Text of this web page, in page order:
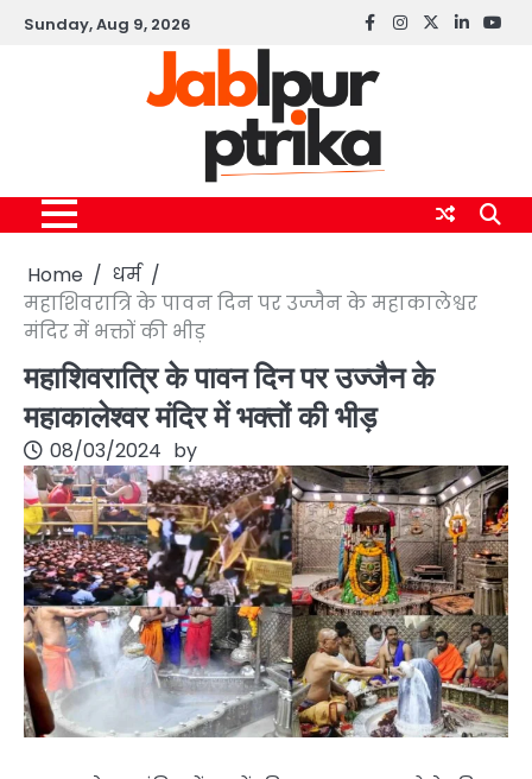
SkipSunday, Aug 9, 2026 Facebook
instagram
twitterlinkedin
Home
धर्म
महाशिवरात्रि के पावन दिन पर उज्जैन के महाकालेश्वर
मंदिर में भक्तों की भीड़
महाशिवरात्रि के पावन दिन पर उज्जैन के
महाकालेश्वर मंदिर में भक्तों की भीड़
08/03/2024 by